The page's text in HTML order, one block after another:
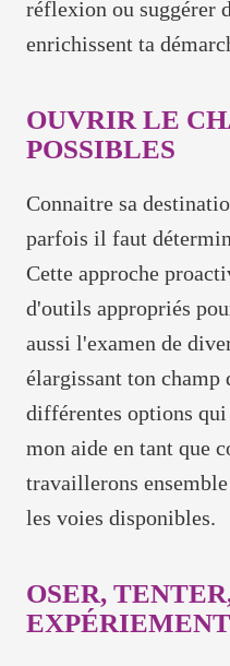
réflexion ou suggérer
enrichissent ta
OUVRIR LE
POSSIBLES
Connaitre sa
parfois il faut
Cette approche
d'outils appropriés
aussi l'examen de
élargissant ton champ
différentes options qui
mon aide en tant que
travaillerons
les voies disponibles.
OSER,